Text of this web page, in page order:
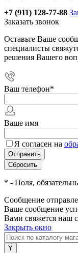
+7 (911) 128-77-88
Заказать звонок
Оставьте Ваше
специалисты
решения Вашего
Ваш телефон*
Ваше имя
Я согласен на
* - Поля,
Сообщение
Ваше сообщение
Вами свяжется наш
Закрыть окно